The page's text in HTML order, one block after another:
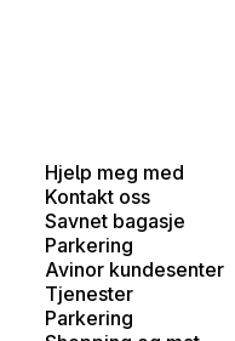
Hjelp meg med
Kontakt oss
Savnet bagasje
Parkering
Avinor kundesenter
Tjenester
Parkering